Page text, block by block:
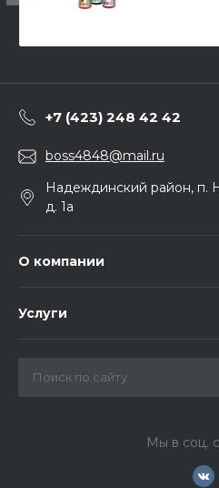
+7 (423) 248 42 42
boss4848@mail.ru
Надеждинский район, п.
д. 1а
О компании
Услуги
Мы в соц.